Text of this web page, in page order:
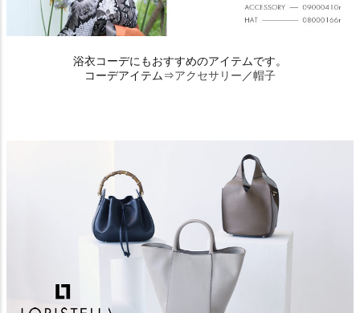
浴衣コーデにもおすすめのアイテムです。
コーデアイテム⇒アクセサリー ／帽子